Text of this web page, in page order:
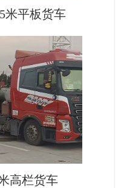
米平板货车
高栏货车